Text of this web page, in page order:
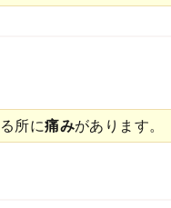
所に痛みがあります。